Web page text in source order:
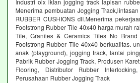
Industri olx iklan jogging track lapisan
Menerima pembuatan Jogging
RUBBER CUSHIONS dll.Menerima
Footstrong Rubber Tile 40x40 harga murah
Tile, Granites & Ceramics Tiles No Brand
Footstrong Rubber Tile 40x40 berkualitas.
anak (playground), jogging track, lantai
Pabrik Rubber Jogging Track, Produsen
Flooring, Distributor Rubber
Perusahaan Rubber Jogging Track